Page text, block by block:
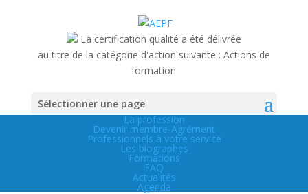
La certification qualité a été délivrée
au titre de la catégorie d'action suivante : Actions de
formation
Sélectionner une page
La profession
Devenir membre-Agrément
Professionnels à votre service
Les biographes
Formations
FAQ
Actualités
Agenda
Membre de l’AEPF